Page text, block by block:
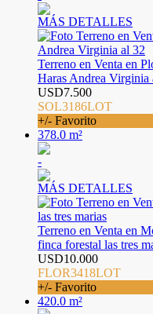
MÁS DETALLES
Terreno en Venta en
Haras Andrea Virginia
USD7.500
SOL3186LOT
+/- Favorito
378.0 m²
-
MÁS DETALLES
Terreno en Venta en
finca forestal las tres
USD10.000
FLOR3418LOT
+/- Favorito
420.0 m²